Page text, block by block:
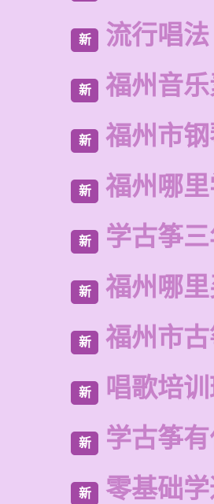
新 流行唱
新 福州音
新 福州市
新 福州哪
新 学古筝
新 福州哪
新 福州市
新 唱歌培
新 学古筝
新 零基础